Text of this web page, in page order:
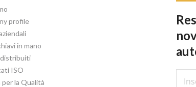
profile
in mano
ISO
per la Qualità